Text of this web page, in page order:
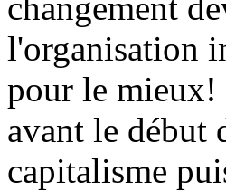
l'organisation
pour le
avant le début
capitalisme